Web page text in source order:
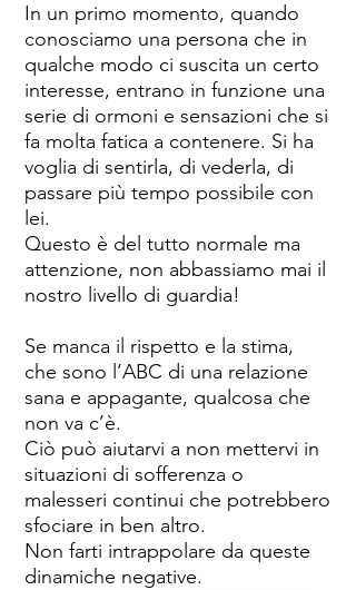
In un primo momento, quando
conosciamo una persona che in
qualche modo ci suscita un certo
interesse, entrano in funzione una
serie di ormoni e sensazioni che si
fa molta fatica a contenere. Si ha
voglia di sentirla, di vederla, di
passare più tempo possibile con
lei.
Questo è del tutto normale ma
attenzione, non abbassiamo mai il
nostro livello di guardia!
Se manca il rispetto e la stima,
che sono l’ABC di una relazione
sana e appagante, qualcosa che
non va c’è.
Ciò può aiutarvi a non mettervi in
situazioni di sofferenza o
malesseri continui che potrebbero
sfociare in ben altro.
Non farti intrappolare da queste
dinamiche negative.